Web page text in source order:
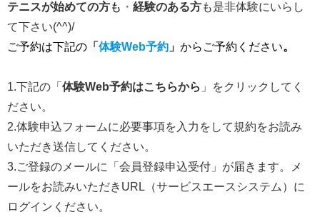
テニスが始めての方も ・ 経験のある方も是非体験にいらし
て下さい(^^)/
ご予約は下記の 「 体験Web予約 」 からご予約ください。
1.下記の「 体験Web予約はこちらから 」をクリックしてく
ださい。
2.体験申込フォームに必要事項を入力をして規約をお読み
いただき送信してください。
3.ご登録のメールに「会員登録申込受付」が届きます。メ
ールをお読みいただきURL（サービスエースシステム）に
ログインください。